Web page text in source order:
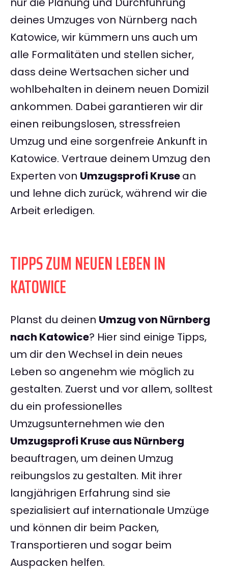
deines Umzuges von Nürnberg nach
Katowice, wir kümmern uns auch um
alle Formalitäten und stellen sicher,
dass deine Wertsachen sicher und
wohlbehalten in deinem neuen Domizil
ankommen. Dabei garantieren wir dir
einen reibungslosen, stressfreien
Umzug und eine sorgenfreie Ankunft in
Katowice. Vertraue deinem Umzug den
Experten von Umzugsprofi Krusean
und lehne dich zurück, während wir die
Arbeit erledigen.
TIPPS ZUM NEUEN LEBEN IN
KATOWICE
Planst du deinen Umzug von Nürnberg
nach Katowice? Hier sind einige Tipps,
um dir den Wechsel in dein neues
Leben so angenehm wie möglich zu
gestalten. Zuerst und vor allem, solltest
du ein professionelles
Umzugsunternehmen wie den
Umzugsprofi Kruse aus Nürnberg
beauftragen, um deinen Umzug
reibungslos zu gestalten. Mit ihrer
langjährigen Erfahrung sind sie
spezialisiert auf internationale Umzüge
und können dir beim Packen,
Transportieren und sogar beim
Auspacken helfen.